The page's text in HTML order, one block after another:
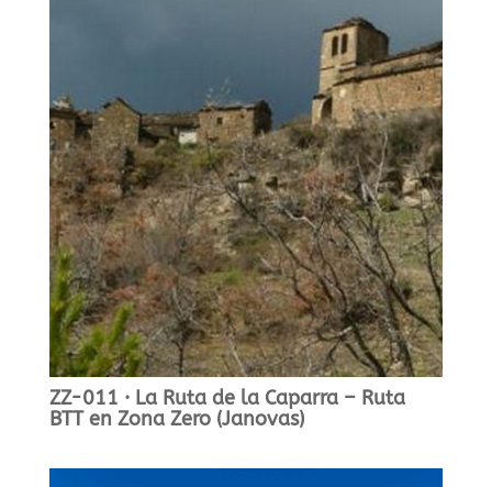
ZZ-011 · La Ruta de la Caparra – Ruta
BTT en Zona Zero (Janovas)